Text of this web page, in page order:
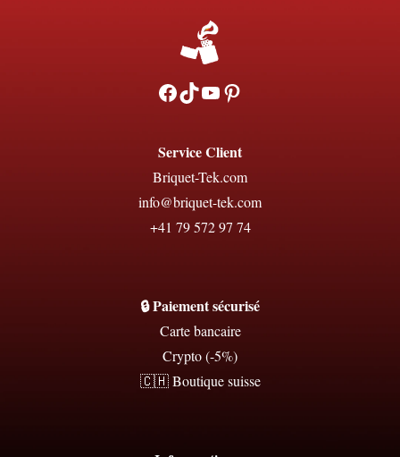
Facebook
TikTokYouTubePinterest
Service Client
Briquet-Tek.com
info@briquet-tek.com
+41 79 572 97 74
🔒 Paiement sécurisé
Carte bancaire
Crypto (-5%)
🇨🇭 Boutique suisse